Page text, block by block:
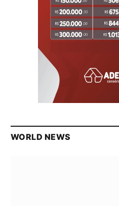
WORLD NEWS